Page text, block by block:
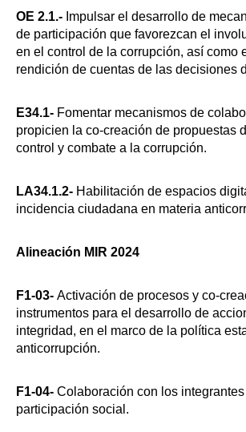
OE 2.1.- Impulsar el desarrollo de
de participación que favorezcan el
en el control de la corrupción, así como
rendición de cuentas de las decisiones
E34.1- Fomentar mecanismos de
propicien la co-creación de propuestas
control y combate a la corrupción.
LA34.1.2- Habilitación de espacios
incidencia ciudadana en materia
Alineación MIR 2024
F1-03- Activación de procesos y co-
instrumentos para el desarrollo de
integridad, en el marco de la política
anticorrupción.
F1-04- Colaboración con los
participación social.